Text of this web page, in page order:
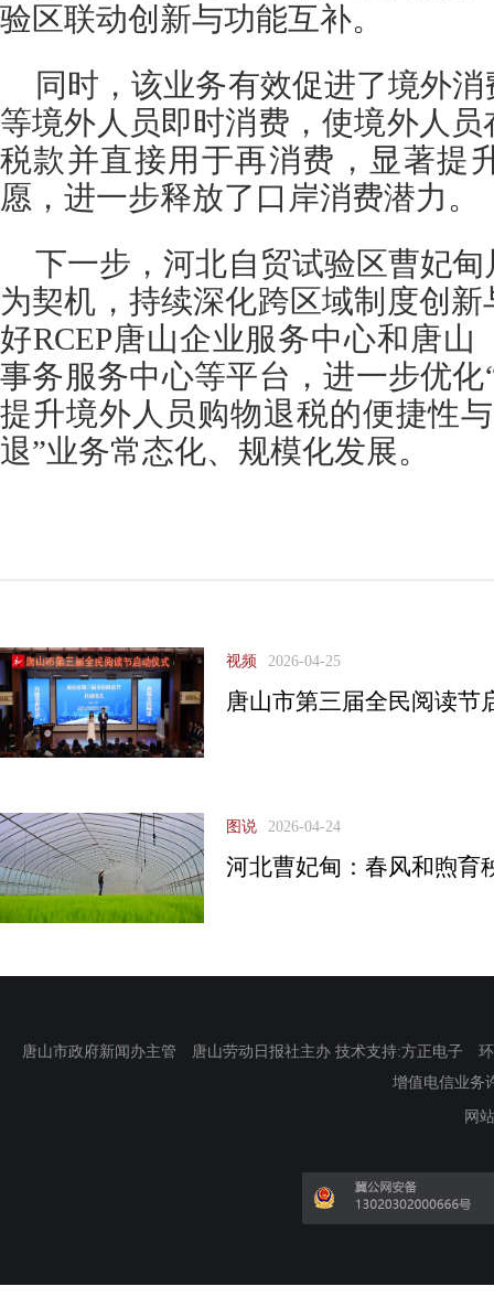
验区联动创新与功能互补。
同时，该业务有效促进了境外
等境外人员即时消费，使境外人
税款并直接用于再消费，显著提
愿，进一步释放了口岸消费潜力。
下一步，河北自贸试验区曹妃
为契机，持续深化跨区域制度创
好RCEP唐山企业服务中心和唐
事务服务中心等平台，进一步优
提升境外人员购物退税的便捷性
退”业务常态化、规模化发展。
视频 2026-04-25
唐山市第三届全民阅读节
图说 2026-04-24
河北曹妃甸：春风和煦育
唐山市政府新闻办主管 唐山劳动日报社主办 技术支持:方正电子
增值电信业务
网